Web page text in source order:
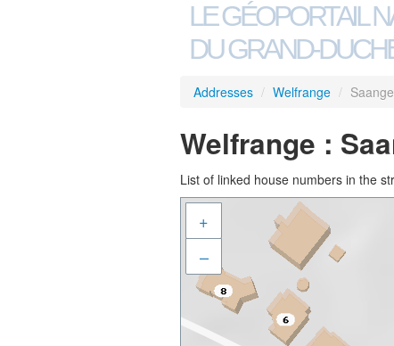
LE GÉOPORTAIL
DU GRAND-
Addresses / Welfrange /
Welfrange :
List of linked house numbers in the
+
–